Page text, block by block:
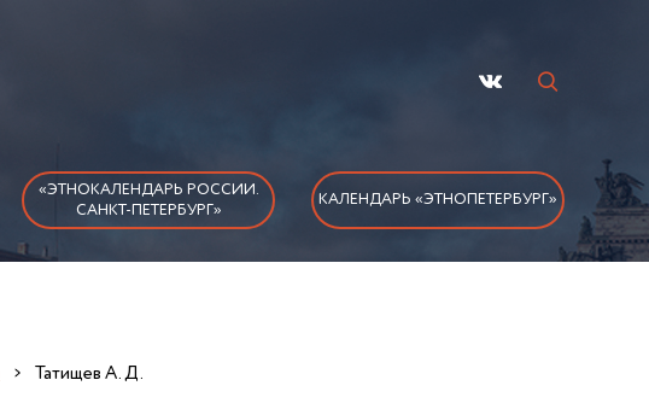
«ЭТНОКАЛЕНДАРЬ РОССИИ.
САНКТ-ПЕТЕРБУРГ»
КАЛЕНДАРЬ «ЭТНОПЕТЕРБУРГ»
Татищев А. Д.